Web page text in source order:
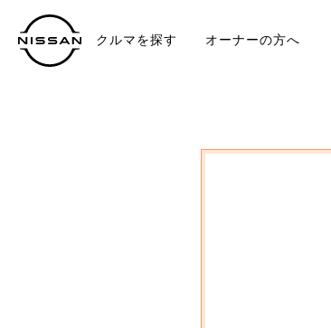
クルマを探す オーナーの方へ